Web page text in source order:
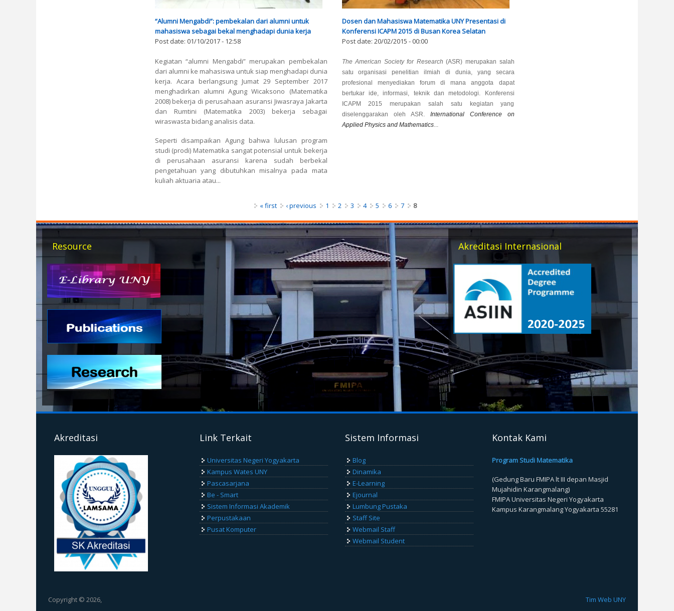
“Alumni Mengabdi”: pembekalan dari alumni untuk
mahasiswa sebagai bekal menghadapi dunia kerja
Post date: 01/10/2017 - 12:58
Kegiatan “alumni Mengabdi” merupakan pembekalan
dari alumni ke mahasiswa untuk siap menghadapi dunia
kerja. Acara berlangsung Jumat 29 September 2017
menghadirkan alumni Agung Wicaksono (Matematika
2008) bekerja di perusahaan asuransi Jiwasraya Jakarta
dan Rumtini (Matematika 2003) bekerja sebagai
wiraswasta bidang analisis data.
Seperti disampaikan Agung bahwa lulusan program
studi (prodi) Matematika sangat potensial untuk bekerja
di perusahaan asuransi karena sudah berbekal
pengetahuan yang dibutuhkan misalnya pada mata
kuliah aktuaria atau...
Dosen dan Mahasiswa Matematika UNY Presentasi di
Konferensi ICAPM 2015 di Busan Korea Selatan
Post date: 20/02/2015 - 00:00
The American Society for Research (ASR) merupakan salah
satu organisasi penelitian ilmiah di dunia, yang secara
profesional menyediakan forum di mana anggota dapat
bertukar ide, informasi, teknik dan metodologi. Konferensi
ICAPM 2015 merupakan salah satu kegiatan yang
diselenggarakan oleh ASR. International Conference on
Applied Physics and Mathematics...
« first ‹ previous 1 2 3 4 5 6 7 8
Resource Akreditasi Internasional
Akreditasi Link Terkait
Universitas Negeri Yogyakarta
Kampus Wates UNY
Pascasarjana
Be - Smart
Sistem Informasi Akademik
Perpustakaan
Pusat Komputer
Sistem Informasi
Blog
Dinamika
E-Learning
Ejournal
Lumbung Pustaka
Staff Site
Webmail Staff
Webmail Student
Kontak Kami
Program Studi Matematika
(Gedung Baru FMIPA lt III depan Masjid
Mujahidin Karangmalang)
FMIPA Universitas Negeri Yogyakarta
Kampus Karangmalang Yogyakarta 55281
Copyright © 2026, Tim Web UNY